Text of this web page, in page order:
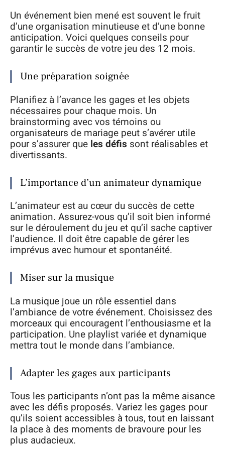
Un événement bien mené est souvent le fruit
d’une organisation minutieuse et d’une bonne
anticipation. Voici quelques conseils pour
garantir le succès de votre jeu des 12 mois.
Une préparation soignée
Planifiez à l’avance les gages et les objets
nécessaires pour chaque mois. Un
brainstorming avec vos témoins ou
organisateurs de mariage peut s’avérer utile
pour s’assurer que les défis sont réalisables et
divertissants.
L’importance d’un animateur dynamique
L’animateur est au cœur du succès de cette
animation. Assurez-vous qu’il soit bien informé
sur le déroulement du jeu et qu’il sache captiver
l’audience. Il doit être capable de gérer les
imprévus avec humour et spontanéité.
Miser sur la musique
La musique joue un rôle essentiel dans
l’ambiance de votre événement. Choisissez des
morceaux qui encouragent l’enthousiasme et la
participation. Une playlist variée et dynamique
mettra tout le monde dans l’ambiance.
Adapter les gages aux participants
Tous les participants n’ont pas la même aisance
avec les défis proposés. Variez les gages pour
qu’ils soient accessibles à tous, tout en laissant
la place à des moments de bravoure pour les
plus audacieux.